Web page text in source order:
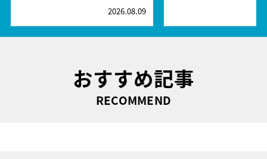
2026.08.09
おすすめ記事
RECOMMEND